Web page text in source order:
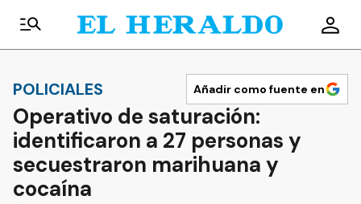
POLICIALES Añadir como fuente en
Operativo de saturación:
identificaron a 27 personas y
secuestraron marihuana y
cocaína